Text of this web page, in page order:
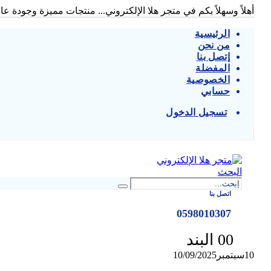
أهلاً وسهلاً بكم في متجر هلا الإلكتروني... منتجات مميزة وجودة
الرئيسية
من نحن
إتصل بنا
المفضلة
الخصوصية
حسابي
تسجيل الدخول
البحث
اتصل بنا
0598010307
00 البند
10سبتمبر 10/09/2025